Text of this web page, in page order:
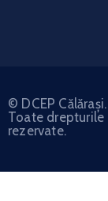
© DCEP Călărași.
Toate drepturile
rezervate.